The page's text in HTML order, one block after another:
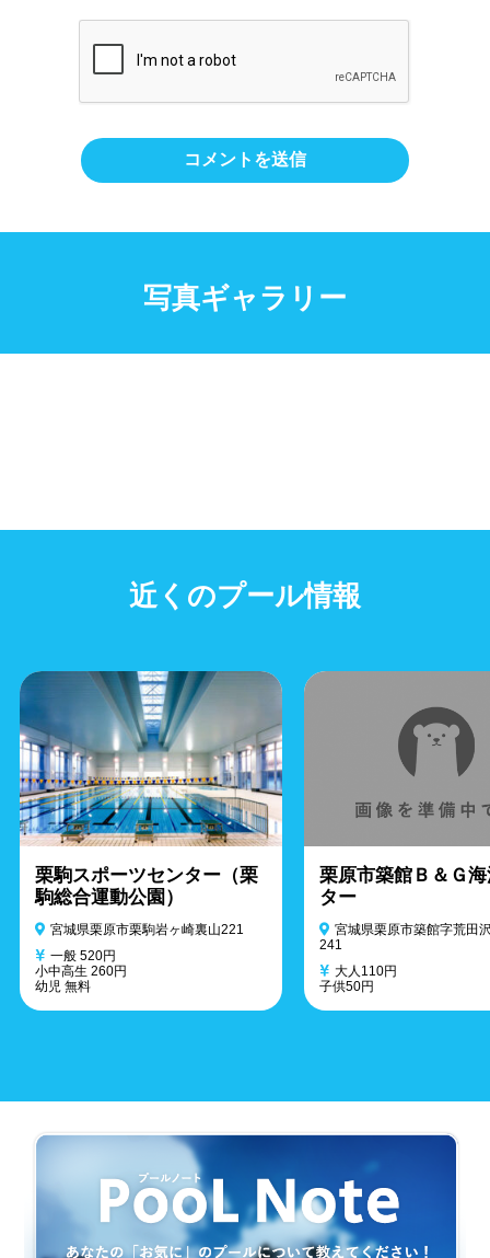
写真ギャラリー
近くのプール情報
栗駒スポーツセンター（栗
駒総合運動公園）
宮城県栗原市栗駒岩ヶ崎裏山221
一般 520円
小中高生 260円
幼児 無料
栗原市築館Ｂ＆Ｇ
ター
宮城県栗原市築館字荒田
241
大人110円
子供50円